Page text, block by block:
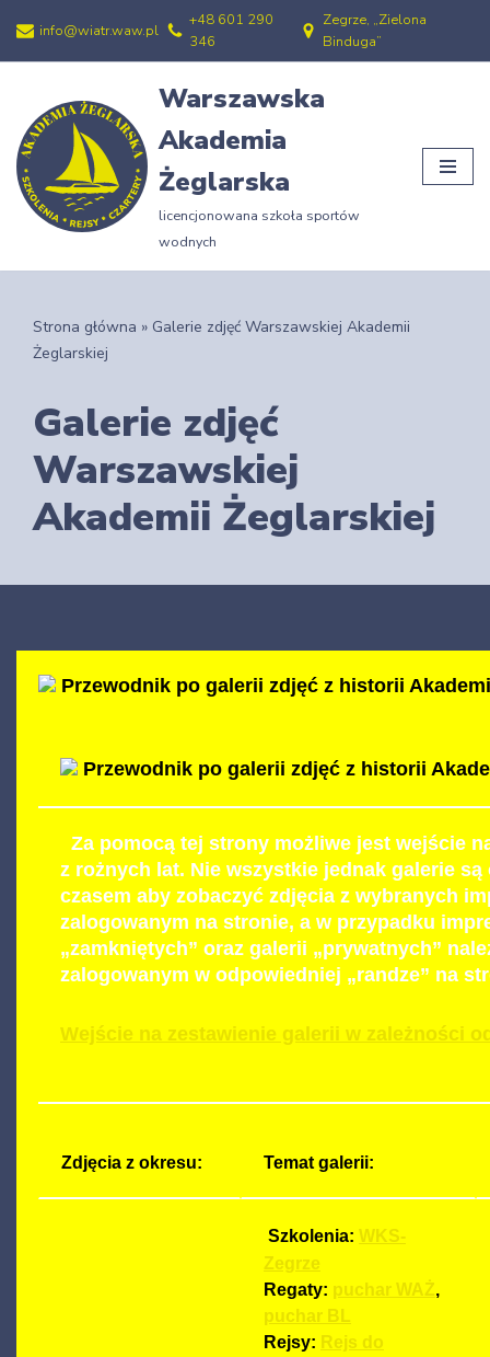
Przejdź
treści
info@wiatr.waw.pl
+48 601 290
346
Zegrze, „Zielona
Binduga”
Warszawska
Akademia
Żeglarska
licencjonowana szkoła sportów
wodnych
Strona główna » Galerie zdjęć Warszawskiej Akademii
Żeglarskiej
Galerie zdjęć
Warszawskiej
Akademii Żeglarskiej
Przewodnik po galerii zdjęć z historii
Przewodnik po galerii zdjęć z historii
Za pomocą tej strony możliwe jest wejście
z rożnych lat. Nie wszystkie jednak galerie
czasem aby zobaczyć zdjęcia z wybranych
zalogowanym na stronie, a w przypadku
„zamkniętych” oraz galerii „prywatnych”
zalogowanym w odpowiedniej „randze” na
Wejście na zestawienie galerii w zależności
Zdjęcia z okresu: Temat galerii:
Szkolenia: WKS-
Zegrze
Regaty: puchar WAŻ,
puchar BL
Rejsy: Rejs do